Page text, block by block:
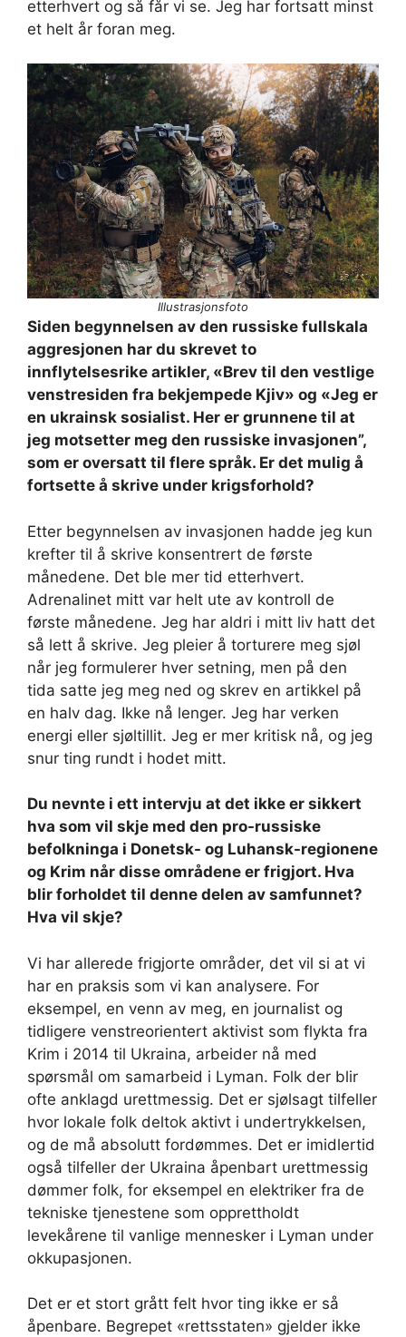
etterhvert og så får vi se. Jeg har fortsatt minst
et helt år foran meg.
Illustrasjonsfoto
Siden begynnelsen av den russiske fullskala
aggresjonen har du skrevet to
innflytelsesrike artikler, «Brev til den vestlige
venstresiden fra bekjempede Kjiv» og «Jeg er
en ukrainsk sosialist. Her er grunnene til at
jeg motsetter meg den russiske invasjonen”,
som er oversatt til flere språk. Er det mulig å
fortsette å skrive under krigsforhold?
Etter begynnelsen av invasjonen hadde jeg kun
krefter til å skrive konsentrert de første
månedene. Det ble mer tid etterhvert.
Adrenalinet mitt var helt ute av kontroll de
første månedene. Jeg har aldri i mitt liv hatt det
så lett å skrive. Jeg pleier å torturere meg sjøl
når jeg formulerer hver setning, men på den
tida satte jeg meg ned og skrev en artikkel på
en halv dag. Ikke nå lenger. Jeg har verken
energi eller sjøltillit. Jeg er mer kritisk nå, og jeg
snur ting rundt i hodet mitt.
Du nevnte i ett intervju at det ikke er sikkert
hva som vil skje med den pro-russiske
befolkninga i Donetsk- og Luhansk-regionene
og Krim når disse områdene er frigjort. Hva
blir forholdet til denne delen av samfunnet?
Hva vil skje?
Vi har allerede frigjorte områder, det vil si at vi
har en praksis som vi kan analysere. For
eksempel, en venn av meg, en journalist og
tidligere venstreorientert aktivist som flykta fra
Krim i 2014 til Ukraina, arbeider nå med
spørsmål om samarbeid i Lyman. Folk der blir
ofte anklagd urettmessig. Det er sjølsagt tilfeller
hvor lokale folk deltok aktivt i undertrykkelsen,
og de må absolutt fordømmes. Det er imidlertid
også tilfeller der Ukraina åpenbart urettmessig
dømmer folk, for eksempel en elektriker fra de
tekniske tjenestene som opprettholdt
levekårene til vanlige mennesker i Lyman under
okkupasjonen.
Det er et stort grått felt hvor ting ikke er så
åpenbare. Begrepet «rettsstaten» gjelder ikke